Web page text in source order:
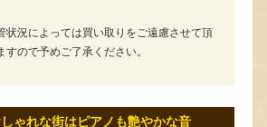
状況によっては買い取りをご遠慮させて頂
すので予めご了承ください。
ゃれな街はピアノも艶やかな音